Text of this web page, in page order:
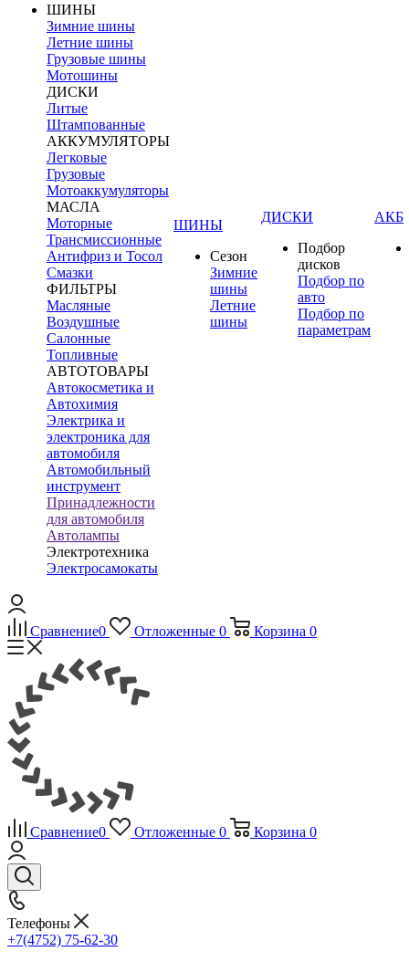
ШИНЫ
Зимние шины
Летние шины
Грузовые шины
Мотошины
ДИСКИ
Литые
Штампованные
АККУМУЛЯТОРЫ
Легковые
Грузовые
Мотоаккумуляторы
МАСЛА
Моторные
Трансмиссионные
Антифриз и Тосол
Смазки
ФИЛЬТРЫ
Масляные
Воздушные
Салонные
Топливные
АВТОТОВАРЫ
Автокосметика и
Автохимия
Электрика и
электроника для
автомобиля
Автомобильный
инструмент
Принадлежности
для автомобиля
Автолампы
Электротехника
Электросамокаты
ШИНЫ
Сезон
Зимние
шины
Летние
шины
ДИСКИ
Подбор
дисков
Подбор по
авто
Подбор по
параметрам
АКБ
Сравнение0 Отложенные 0 Корзина 0
Сравнение0 Отложенные 0 Корзина 0
Телефоны
+7(4752) 75-62-30